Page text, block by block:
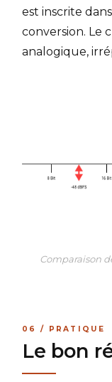
est inscrite
conversion. Le
analogique,
Comparaison
06 / PRATIQUE
Le bon